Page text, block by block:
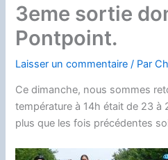
3eme sortie
Pontpoint.
Laisser un commentaire / Par
Ce dimanche, nous sommes
température à 14h était de 23 à
plus que les fois précédentes